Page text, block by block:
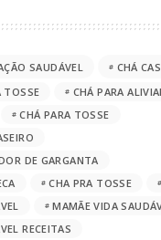
SAUDÁVEL
CHÁ
TOSSE
CHÁ PARA
CHÁ PARA TOSSE
DE GARGANTA
CHA PRA TOSSE
MAMÃE VIDA
RECEITAS